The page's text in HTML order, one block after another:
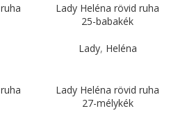
Lady Heléna rövid ruha
25-babakék
Lady, Heléna
Lady Heléna rövid ruha
27-mélykék